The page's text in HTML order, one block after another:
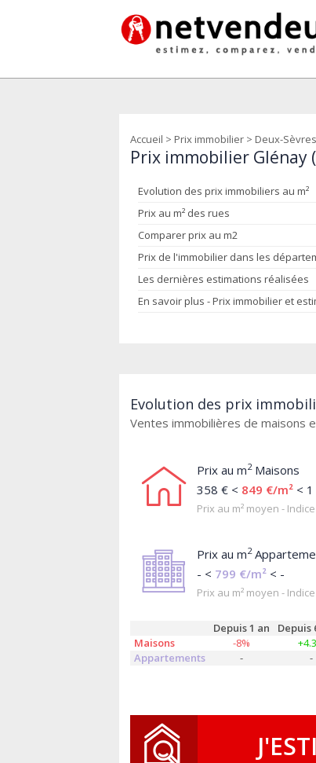
Accueil > Prix immobilier > Deux-
Prix immobilier Glénay
Evolution des prix immobiliers au m²
Prix au m² des rues
Comparer prix au m2
Prix de l'immobilier dans les
Les dernières estimations réalisées
En savoir plus - Prix immobilier et
Evolution des prix
Ventes immobilières de maisons
Prix au m2Maisons
358 € < 849 €/m² <
Prix au m² moyen -
Prix au m2
- < 799 €/m² < -
Prix au m² moyen -
Depuis 1 an Depuis
Maisons
-8%
Appartements
- -